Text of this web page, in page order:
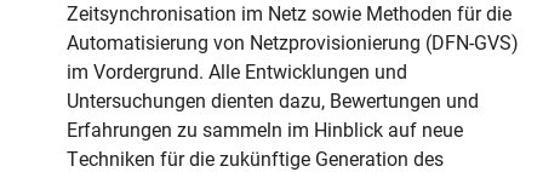
Zeitsynchronisation im Netz sowie Methoden für die
Automatisierung von Netzprovisionierung (DFN-GVS)
im Vordergrund. Alle Entwicklungen und
Untersuchungen dienten dazu, Bewertungen und
Erfahrungen zu sammeln im Hinblick auf neue
Techniken für die zukünftige Generation des